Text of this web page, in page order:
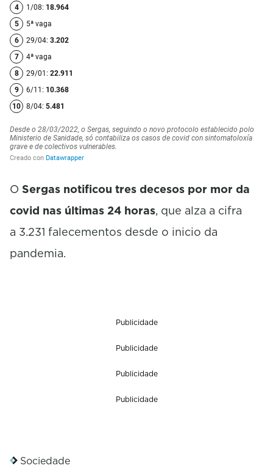
O Sergas notificou tres decesos por mor da
covid nas últimas 24 horas, que alza a cifra
a 3.231 falecementos desde o inicio da
pandemia.
Publicidade
Publicidade
Publicidade
Publicidade
Sociedade